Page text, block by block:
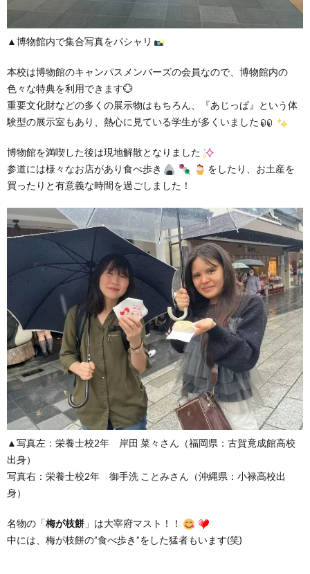
▲博物館内で集合写真をパシャリ
本校は博物館のキャンパスメンバーズの会員なので、博物館内の
色々な特典を利用できます💮
重要文化財などの多くの展示物はもちろん、『あじっぱ』という体
験型の展示室もあり、熱心に見ている学生が多くいました
博物館を満喫した後は現地解散となりました
参道には様々なお店があり食べ歩き
をしたり、お土産を
買ったりと有意義な時間を過ごしました！
▲写真左：栄養士校2年 岸田 菜々さん（福岡県：古賀竟成館高校
出身）
写真右：栄養士校2年 御手洗 ことみさん（沖縄県：小禄高校出
身）
名物の「梅が枝餅 」は大宰府マスト！！
中には、梅が枝餅の”食べ歩き”をした猛者もいます(笑)